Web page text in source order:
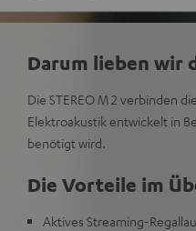
Darum lieben wir
Die STEREO M 2 verbinden
Elektroakustik entwickelt in
benötigt wird.
Die Vorteile im
Aktives Streaming-